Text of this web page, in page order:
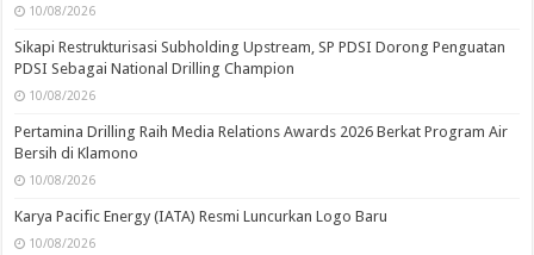
10/08/2026
Sikapi Restrukturisasi Subholding Upstream, SP PDSI Dorong Penguatan
PDSI Sebagai National Drilling Champion
10/08/2026
Pertamina Drilling Raih Media Relations Awards 2026 Berkat Program Air
Bersih di Klamono
10/08/2026
Karya Pacific Energy (IATA) Resmi Luncurkan Logo Baru
10/08/2026